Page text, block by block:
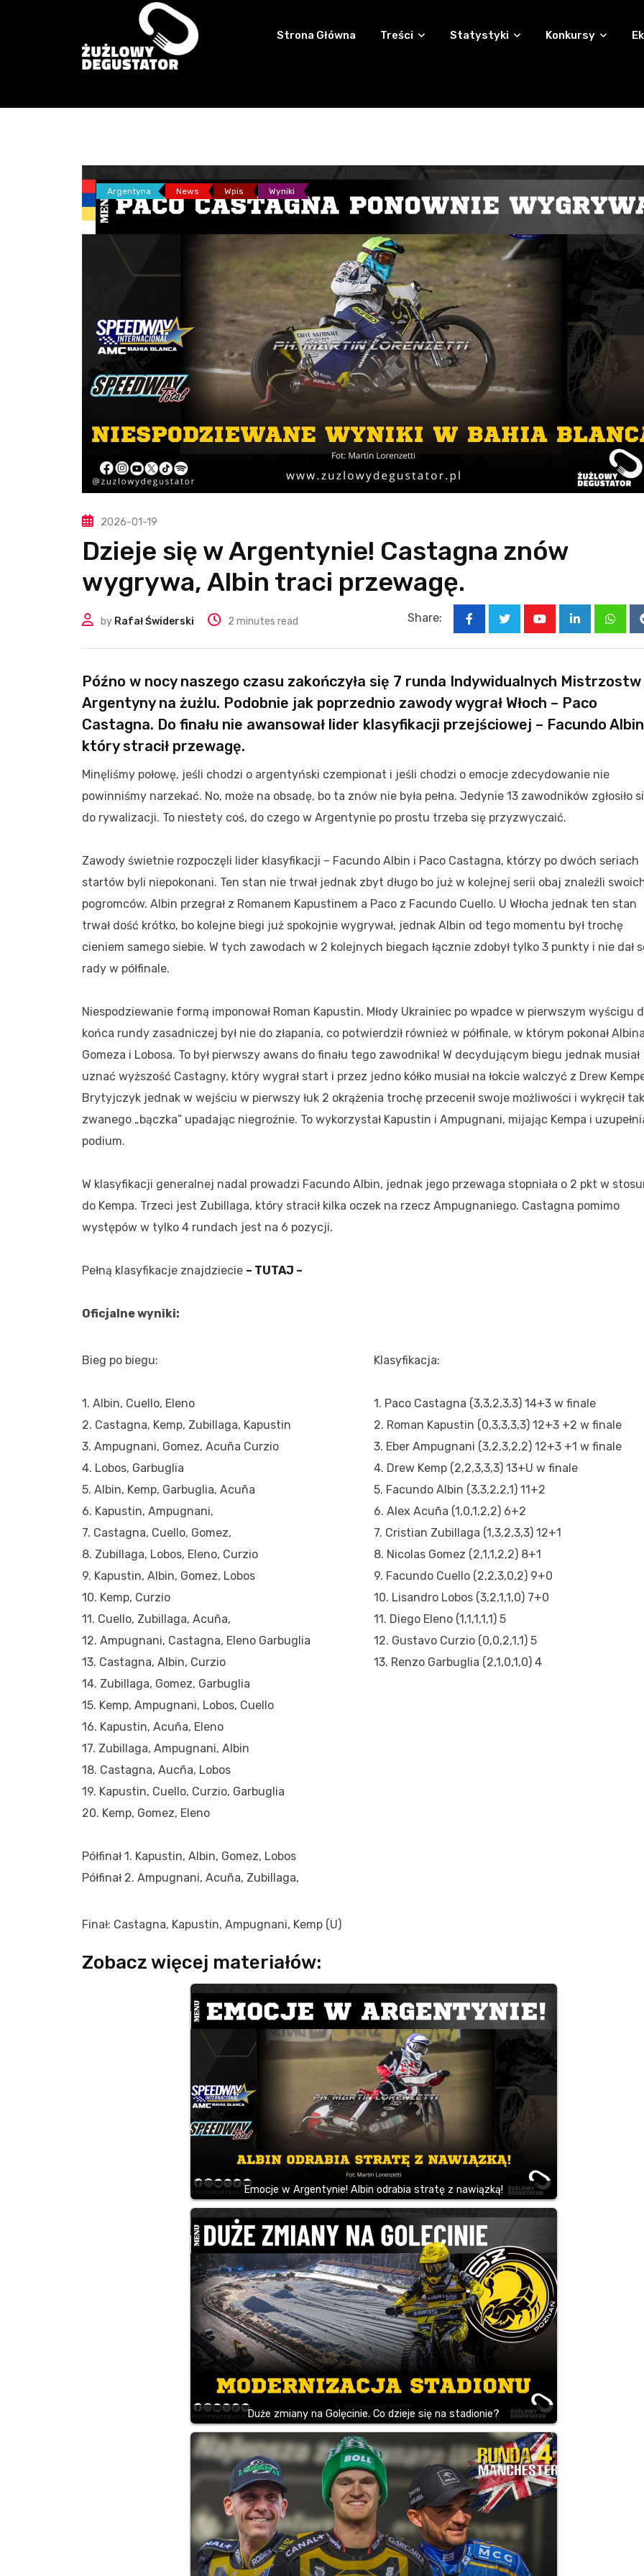
Strona Główna Treści Statystyki Konkursy
Argentyna News Wpis Wyniki
2026-01-19
Dzieje się w Argentynie! Castagna znów
wygrywa, Albin traci przewagę.
by Rafał Świderski 2 minutes read Share:
LinkedIn
Późno w nocy naszego czasu zakończyła się 7 runda Indywidualnych Mistrzostw
Argentyny na żużlu. Podobnie jak poprzednio zawody wygrał Włoch – Paco
Castagna. Do finału nie awansował lider klasyfikacji przejściowej – Facundo
który stracił przewagę.
Minęliśmy połowę, jeśli chodzi o argentyński czempionat i jeśli chodzi o emocje zdecydowanie nie
powinniśmy narzekać. No, może na obsadę, bo ta znów nie była pełna. Jedynie 13 zawodników zgłosiło
do rywalizacji. To niestety coś, do czego w Argentynie po prostu trzeba się przyzwyczaić.
Zawody świetnie rozpoczęli lider klasyfikacji – Facundo Albin i Paco Castagna, którzy po dwóch seriach
startów byli niepokonani. Ten stan nie trwał jednak zbyt długo bo już w kolejnej serii obaj znaleźli
pogromców. Albin przegrał z Romanem Kapustinem a Paco z Facundo Cuello. U Włocha jednak ten stan
trwał dość krótko, bo kolejne biegi już spokojnie wygrywał, jednak Albin od tego momentu był trochę
cieniem samego siebie. W tych zawodach w 2 kolejnych biegach łącznie zdobył tylko 3 punkty i nie dał
rady w półfinale.
Niespodziewanie formą imponował Roman Kapustin. Młody Ukrainiec po wpadce w pierwszym wyścigu
końca rundy zasadniczej był nie do złapania, co potwierdził również w półfinale, w którym pokonał
Gomeza i Lobosa. To był pierwszy awans do finału tego zawodnika! W decydującym biegu jednak musiał
uznać wyższość Castagny, który wygrał start i przez jedno kółko musiał na łokcie walczyć z Drew
Brytyjczyk jednak w wejściu w pierwszy łuk 2 okrążenia trochę przecenił swoje możliwości i wykręcił tak
zwanego „bączka” upadając niegroźnie. To wykorzystał Kapustin i Ampugnani, mijając Kempa i
podium.
W klasyfikacji generalnej nadal prowadzi Facundo Albin, jednak jego przewaga stopniała o 2 pkt w
do Kempa. Trzeci jest Zubillaga, który stracił kilka oczek na rzecz Ampugnaniego. Castagna pomimo
występów w tylko 4 rundach jest na 6 pozycji.
Pełną klasyfikacje znajdziecie – TUTAJ –
Oficjalne wyniki:
Bieg po biegu:
1. Albin, Cuello, Eleno
2. Castagna, Kemp, Zubillaga, Kapustin
3. Ampugnani, Gomez, Acuña Curzio
4. Lobos, Garbuglia
5. Albin, Kemp, Garbuglia, Acuña
6. Kapustin, Ampugnani,
7. Castagna, Cuello, Gomez,
8. Zubillaga, Lobos, Eleno, Curzio
9. Kapustin, Albin, Gomez, Lobos
10. Kemp, Curzio
11. Cuello, Zubillaga, Acuña,
12. Ampugnani, Castagna, Eleno Garbuglia
13. Castagna, Albin, Curzio
14. Zubillaga, Gomez, Garbuglia
15. Kemp, Ampugnani, Lobos, Cuello
16. Kapustin, Acuña, Eleno
17. Zubillaga, Ampugnani, Albin
18. Castagna, Aucña, Lobos
19. Kapustin, Cuello, Curzio, Garbuglia
20. Kemp, Gomez, Eleno
Półfinał 1. Kapustin, Albin, Gomez, Lobos
Półfinał 2. Ampugnani, Acuña, Zubillaga,
Klasyfikacja:
1. Paco Castagna (3,3,2,3,3) 14+3 w finale
2. Roman Kapustin (0,3,3,3,3) 12+3 +2 w finale
3. Eber Ampugnani (3,2,3,2,2) 12+3 +1 w finale
4. Drew Kemp (2,2,3,3,3) 13+U w finale
5. Facundo Albin (3,3,2,2,1) 11+2
6. Alex Acuña (1,0,1,2,2) 6+2
7. Cristian Zubillaga (1,3,2,3,3) 12+1
8. Nicolas Gomez (2,1,1,2,2) 8+1
9. Facundo Cuello (2,2,3,0,2) 9+0
10. Lisandro Lobos (3,2,1,1,0) 7+0
11. Diego Eleno (1,1,1,1,1) 5
12. Gustavo Curzio (0,0,2,1,1) 5
13. Renzo Garbuglia (2,1,0,1,0) 4
Finał: Castagna, Kapustin, Ampugnani, Kemp (U)
Zobacz więcej materiałów:
Emocje w Argentynie! Albin odrabia stratę z nawiązką!
Duże zmiany na Golęcinie. Co dzieje się na stadionie?